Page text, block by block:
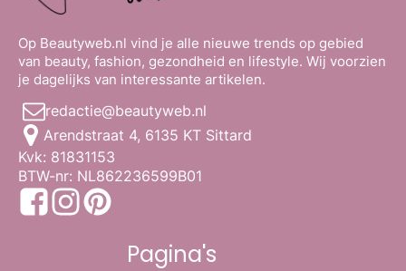
Op Beautyweb.nl vind je alle nieuwe trends op gebied
van beauty, fashion, gezondheid en lifestyle. Wij voorzien
je dagelijks van interessante artikelen.
redactie@beautyweb.nl
Arendstraat 4, 6135 KT Sittard
Kvk: 81831153
BTW-nr: NL862236599B01
Pagina's